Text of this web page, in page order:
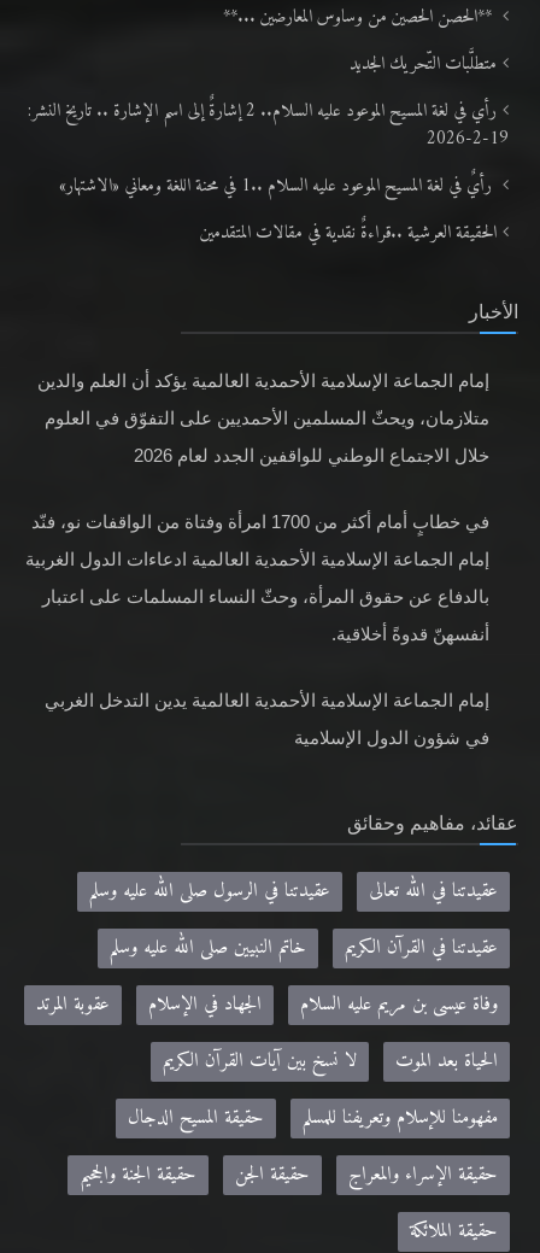
**الحصن الحصين من وساوس المعارضين ...**
متطلَّبات التّحريك الجديد
رأي في لغة المسيح الموعود عليه السلام.. 2 إشارةٌ إلى اسم الإشارة .. تاريخ النشر:
19-2-2026
رأيٌ في لغة المسيح الموعود عليه السلام ..1 في محنة اللغة ومعاني «الاشتهار»
الحقيقة العرشية ..قراءةٌ نقدية في مقالات المتقدمين
الأخبار
إمام الجماعة الإسلامية الأحمدية العالمية يؤكد أن العلم والدين
متلازمان، ويحثّ المسلمين الأحمديين على التفوّق في العلوم
خلال الاجتماع الوطني للواقفين الجدد لعام 2026
في خطابٍ أمام أكثر من 1700 امرأة وفتاة من الواقفات نو، فنّد
إمام الجماعة الإسلامية الأحمدية العالمية ادعاءات الدول الغربية
بالدفاع عن حقوق المرأة، وحثّ النساء المسلمات على اعتبار
أنفسهنّ قدوةً أخلاقية.
إمام الجماعة الإسلامية الأحمدية العالمية يدين التدخل الغربي
في شؤون الدول الإسلامية
عقائد، مفاهيم وحقائق
عقيدتنا في الله تعالى
عقيدتنا في الرسول صلى الله عليه وسلم
عقيدتنا في القرآن الكريم
خاتم النبيين صلى الله عليه وسلم
وفاة عيسى بن مريم عليه السلام
الجهاد في الإسلام
عقوبة المرتد
الحياة بعد الموت
لا نسخ بين آيات القرآن الكريم
مفهومنا للإسلام وتعريفنا للمسلم
حقيقة المسيح الدجال
حقيقة الإسراء والمعراج
حقيقة الجن
حقيقة الجنة والجحيم
حقيقة الملائكة